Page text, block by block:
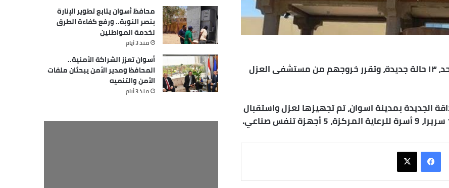
بعد تعافيهم من الإصابة بفيروس كورونا، اليوم الأحد، ١٣ حالة جديدة، وتقرر خروجهم من مستشفى العزل
بمدينة اسوان، تم تجهيزها لعزل واستقبال
فيسبوك
X
محافظ أسوان يتابع تطوير الإنارة
بنصر النوبة.. ورفع كفاءة الطرق
لخدمة المواطنين
منذ 3 أيام
أسوان تعزز الشراكة الأمنية..
المحافظ ومدير الأمن يبحثان ملفات
الأمن والتنميه
منذ 3 أيام